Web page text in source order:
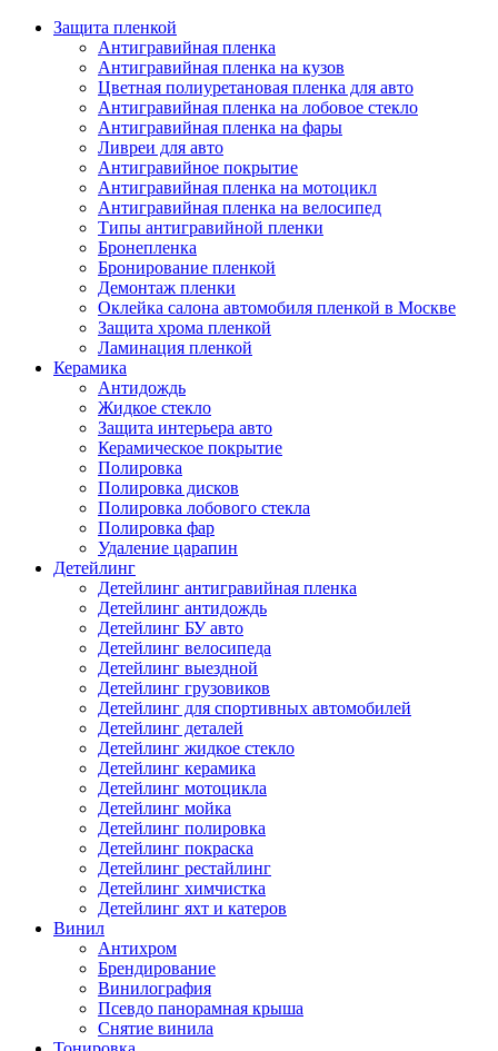
Защита пленкой
Антигравийная пленка
Антигравийная пленка на кузов
Цветная полиуретановая пленка для авто
Антигравийная пленка на лобовое стекло
Антигравийная пленка на фары
Ливреи для авто
Антигравийное покрытие
Антигравийная пленка на мотоцикл
Антигравийная пленка на велосипед
Типы антигравийной пленки
Бронепленка
Бронирование пленкой
Демонтаж пленки
Оклейка салона автомобиля пленкой в Москве
Защита хрома пленкой
Ламинация пленкой
Керамика
Антидождь
Жидкое стекло
Защита интерьера авто
Керамическое покрытие
Полировка
Полировка дисков
Полировка лобового стекла
Полировка фар
Удаление царапин
Детейлинг
Детейлинг антигравийная пленка
Детейлинг антидождь
Детейлинг БУ авто
Детейлинг велосипеда
Детейлинг выездной
Детейлинг грузовиков
Детейлинг для спортивных автомобилей
Детейлинг деталей
Детейлинг жидкое стекло
Детейлинг керамика
Детейлинг мотоцикла
Детейлинг мойка
Детейлинг полировка
Детейлинг покраска
Детейлинг рестайлинг
Детейлинг химчистка
Детейлинг яхт и катеров
Винил
Антихром
Брендирование
Винилография
Псевдо панорамная крыша
Снятие винила